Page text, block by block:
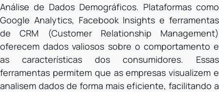
Análise de Dados Demográficos. Plataformas como
Google Analytics, Facebook Insights e ferramentas
de CRM (Customer Relationship Management)
oferecem dados valiosos sobre o comportamento e
as características dos consumidores. Essas
ferramentas permitem que as empresas visualizem e
analisem dados de forma mais eficiente, facilitando a